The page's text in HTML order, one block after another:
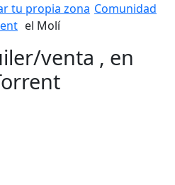
tu propia zona Comunidad
el Molí
venta , en